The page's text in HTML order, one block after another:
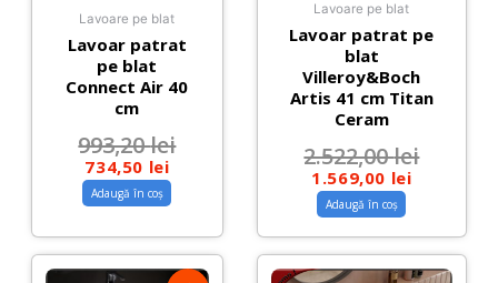
Lavoare pe blat
Lavoar patrat
pe blat
Connect Air 40
cm
993,20lei
734,50 lei
Adaugă în coș
Lavoare pe blat
Lavoar patrat pe
blat
Villeroy&Boch
Artis 41 cm Titan
Ceram
2.522,00lei
1.569,00 lei
Adaugă în coș